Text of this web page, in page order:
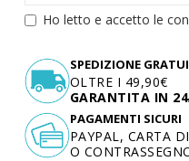
Ho letto e accetto le
SPEDIZIONE
OLTRE I 49,90€
GARANTITA IN
PAGAMENTI SICURI
PAYPAL, CARTA
O